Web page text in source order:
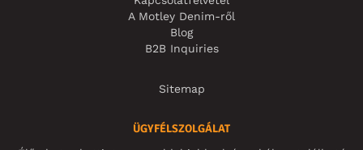
A Motley Denim-ről
Blog
B2B Inquiries
Sitemap
ÜGYFÉLSZOLGÁLAT